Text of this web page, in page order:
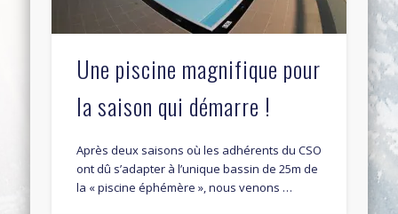
Une piscine magnifique pour
la saison qui démarre !
Après deux saisons où les adhérents du CSO
ont dû s’adapter à l’unique bassin de 25m de
la « piscine éphémère », nous venons …